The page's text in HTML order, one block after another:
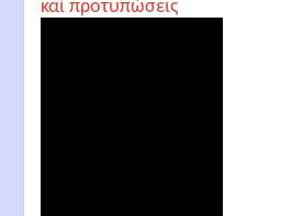
καὶ προτυπώσεις